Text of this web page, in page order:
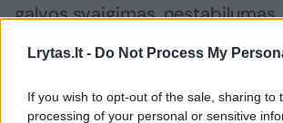
Lrytas.lt - Do Not Process My
If you wish to opt-out of the sale, sharing to
processing of your personal or sensitive
galvos svaigimas,
tuoj bus prarasta sąmonė;
trūkumo pojūtis, ypač ramybėje
krūtinės spaudimas, skausmas,